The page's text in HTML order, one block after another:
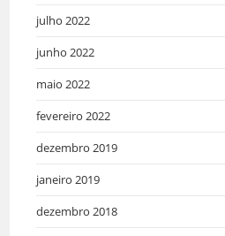
julho 2022
junho 2022
maio 2022
fevereiro 2022
dezembro 2019
janeiro 2019
dezembro 2018